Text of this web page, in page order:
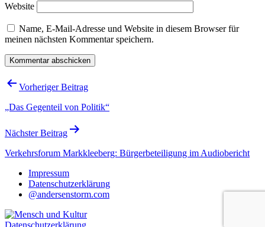
Website
Name, E-Mail-Adresse und Website in diesem Browser für
meinen nächsten Kommentar speichern.
Beitragsnavigation
Vorheriger Beitrag
„Das Gegenteil von Politik“
Nächster Beitrag
Verkehrsforum Markkleeberg: Bürgerbeteiligung im Audiobericht
Impressum
Datenschutzerklärung
@andersenstorm.com
Datenschutzerklärung